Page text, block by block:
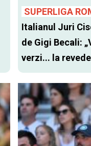
SUPERLIGA
Italianul Juri
de Gigi Becali:
verzi... la